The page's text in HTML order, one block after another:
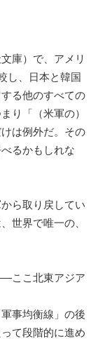
庫）で、アメリ
し、日本と韓国
る他のすべての
り「（米軍の）
は例外だ。その
るかもしれな
ら取り戻してい
世界で唯一の、
ここ北東アジア
事均衡線」の後
て段階的に進め